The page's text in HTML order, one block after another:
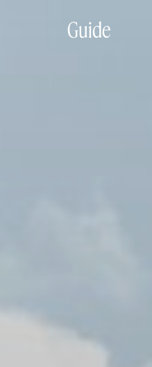
Guide